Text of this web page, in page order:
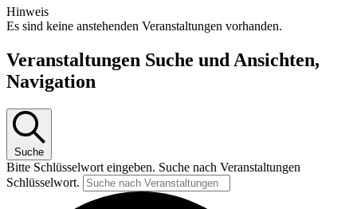
Hinweis
Es sind keine anstehenden Veranstaltungen vorhanden.
Veranstaltungen Suche und Ansichten,
Navigation
Suche
Bitte Schlüsselwort eingeben. Suche nach Veranstaltungen
Schlüsselwort.